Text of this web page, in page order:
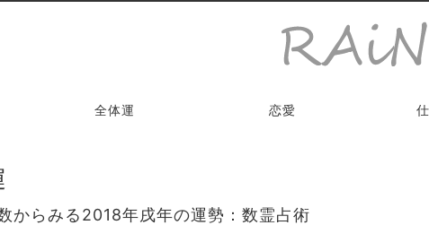
全体運 恋愛
からみる2018年戌年の運勢：数霊占術